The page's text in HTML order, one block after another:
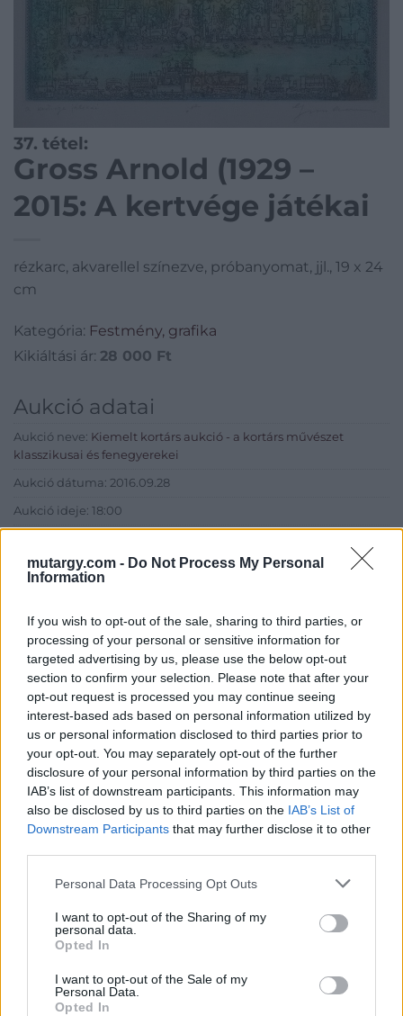
mutargy.com - Do Not Process My Personal
Information
If you wish to opt-out of the sale, sharing to third parties, or
processing of your personal or sensitive information for
targeted advertising by us, please use the below opt-out
section to confirm your selection. Please note that after your
opt-out request is processed you may continue seeing
interest-based ads based on personal information utilized by
us or personal information disclosed to third parties prior to
your opt-out. You may separately opt-out of the further
disclosure of your personal information by third parties on the
IAB’s list of downstream participants. This information may
also be disclosed by us to third parties on the IAB’s List of
Downstream Participants that may further disclose it to other
Personal Data Processing Opt Outs
I want to opt-out of the Sharing of my
personal data.
Opted In
I want to opt-out of the Sale of my
Personal Data.
Opted In
37. tétel:
Gross Arnold (1929 –
2015: A kertvége játékai
rézkarc, akvarellel színezve, próbanyomat, jjl., 19 x 24
cm
Kategória: Festmény, grafika
Kikiáltási ár: 28 000 Ft
Aukció adatai
Aukció neve: Kiemelt kortárs aukció - a kortárs művészet
klasszikusai és fenegyerekei
Aukció dátuma: 2016.09.28
Aukció ideje: 18:00
Tételszám: 37
Eladó adatai
Eladó:Műgyűjtők Háza Kft.
Cím: Dudás Attila
Műgyűjtők Háza kft.
Budapest
1023.Bp. Zsigmond tér 11.
1023
Weboldal:
http://www.mugyujtokhaza.hu
Bemutatkozás: 2013 nyarán nyitottuk meg Galériánkat
áron, gyorsan találjanak vevőt műtárgyaikra, az eladók pedig
rendszeresen tudják gazdagítani gyűjteményüket változatos
kínálatunkból. Ezért is rendezünk minden második héten,
szerda esténként online árverést! Kedd-től péntek-ig 11.00-este
GALÉRIA TOVÁBBI MŰTÁRGYAI